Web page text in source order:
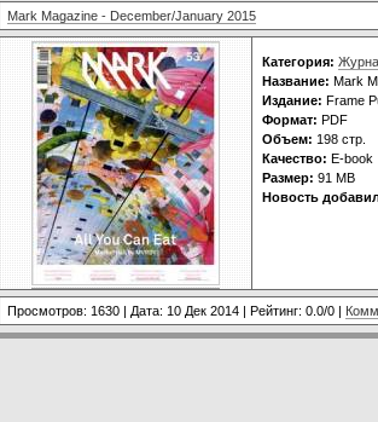
Mark Magazine - December/January 2015
Категория:
Название: Mark
Издание: Frame
Формат: PDF
Объем: 198 стр.
Качество: E-book
Размер: 91 МВ
Новость
Просмотров: 1630 | Дата: 10 Дек 2014 | Рейтинг: 0.0/0 |